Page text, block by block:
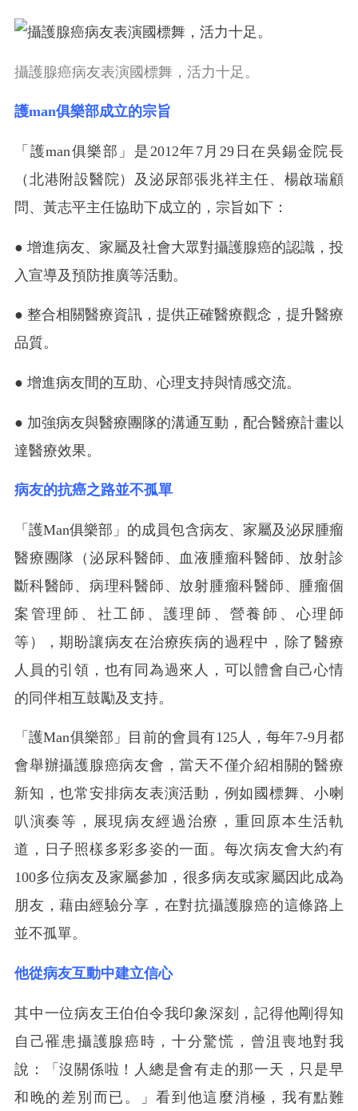
攝護腺癌病友表演國標舞，活力十足。
護man俱樂部成立的宗旨
「護man俱樂部」是2012年7月29日在吳錫金院長
（北港附設醫院）及泌尿部張兆祥主任、楊啟瑞顧
問、黃志平主任協助下成立的，宗旨如下：
● 增進病友、家屬及社會大眾對攝護腺癌的認識，投
入宣導及預防推廣等活動。
● 整合相關醫療資訊，提供正確醫療觀念，提升醫療
品質。
● 增進病友間的互助、心理支持與情感交流。
● 加強病友與醫療團隊的溝通互動，配合醫療計畫以
達醫療效果。
病友的抗癌之路並不孤單
「護Man俱樂部」的成員包含病友、家屬及泌尿腫瘤
醫療團隊（泌尿科醫師、血液腫瘤科醫師、放射診
斷科醫師、病理科醫師、放射腫瘤科醫師、腫瘤個
案管理師、社工師、護理師、營養師、心理師
等），期盼讓病友在治療疾病的過程中，除了醫療
人員的引領，也有同為過來人，可以體會自己心情
的同伴相互鼓勵及支持。
「護Man俱樂部」目前的會員有125人，每年7-9月都
會舉辦攝護腺癌病友會，當天不僅介紹相關的醫療
新知，也常安排病友表演活動，例如國標舞、小喇
叭演奏等，展現病友經過治療，重回原本生活軌
道，日子照樣多彩多姿的一面。每次病友會大約有
100多位病友及家屬參加，很多病友或家屬因此成為
朋友，藉由經驗分享，在對抗攝護腺癌的這條路上
並不孤單。
他從病友互動中建立信心
其中一位病友王伯伯令我印象深刻，記得他剛得知
自己罹患攝護腺癌時，十分驚慌，曾沮喪地對我
說：「沒關係啦！人總是會有走的那一天，只是早
和晚的差別而已。」看到他這麼消極，我有點難